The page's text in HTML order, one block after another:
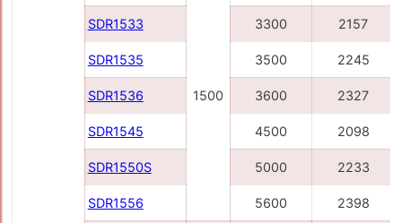
1500
SDR1533 3300 2157
SDR1535 3500 2245
SDR1536 3600 2327
SDR1545 4500 2098
SDR1550S 5000 2233
SDR1556 5600 2398